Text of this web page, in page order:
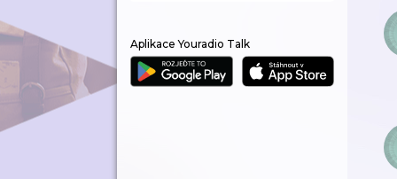
Aplikace Youradio Talk